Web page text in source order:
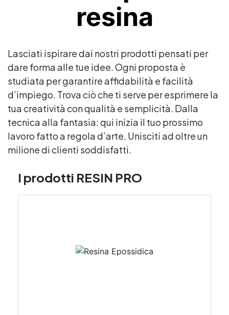
resina
Lasciati ispirare dai nostri prodotti pensati per
dare forma alle tue idee. Ogni proposta è
studiata per garantire affidabilità e facilità
d’impiego. Trova ciò che ti serve per esprimere la
tua creatività con qualità e semplicità. Dalla
tecnica alla fantasia: qui inizia il tuo prossimo
lavoro fatto a regola d’arte. Unisciti ad oltre un
milione di clienti soddisfatti.
I prodotti RESIN PRO